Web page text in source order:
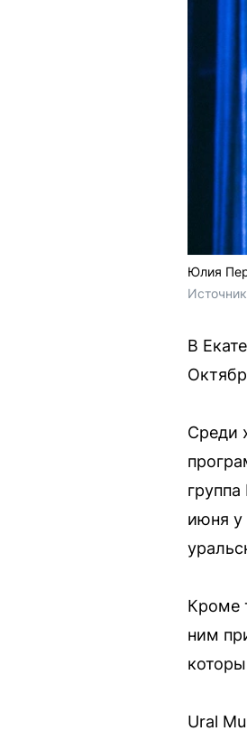
Юлия
В
Среди
июня у
Кроме
ним
Ural